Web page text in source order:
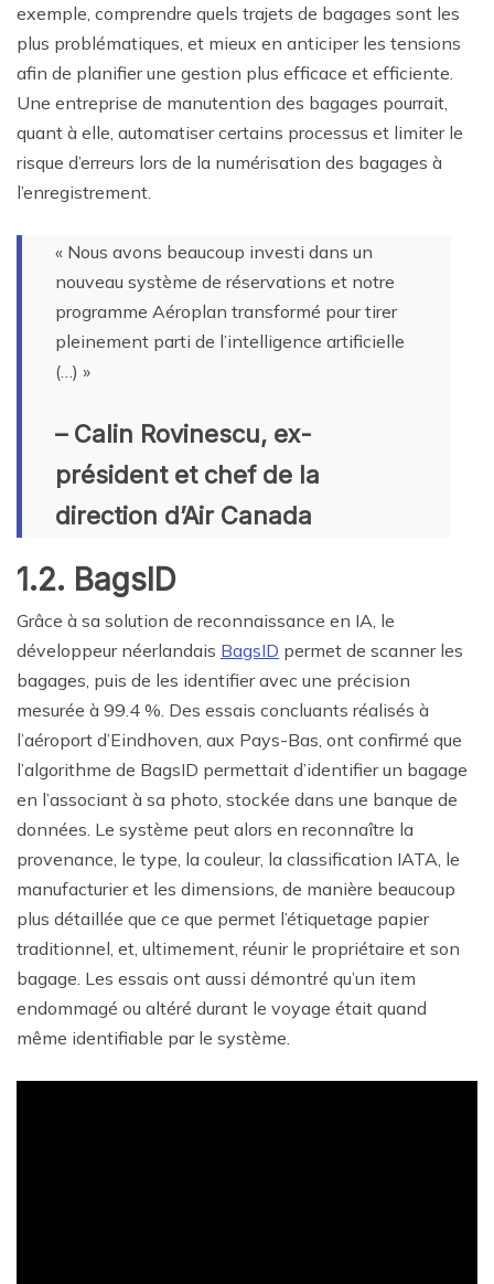
exemple, comprendre quels trajets de bagages sont les
plus problématiques, et mieux en anticiper les tensions
afin de planifier une gestion plus efficace et efficiente.
Une entreprise de manutention des bagages pourrait,
quant à elle, automatiser certains processus et limiter le
risque d’erreurs lors de la numérisation des bagages à
l’enregistrement.
« Nous avons beaucoup investi dans un
nouveau système de réservations et notre
programme Aéroplan transformé pour tirer
pleinement parti de l’intelligence artificielle
(…) »
– Calin Rovinescu, ex-
président et chef de la
direction d’Air Canada
1.2. BagsID
Grâce à sa solution de reconnaissance en IA, le
développeur néerlandais BagsID permet de scanner les
bagages, puis de les identifier avec une précision
mesurée à 99.4 %. Des essais concluants réalisés à
l’aéroport d’Eindhoven, aux Pays-Bas, ont confirmé que
l’algorithme de BagsID permettait d’identifier un bagage
en l’associant à sa photo, stockée dans une banque de
données. Le système peut alors en reconnaître la
provenance, le type, la couleur, la classification IATA, le
manufacturier et les dimensions, de manière beaucoup
plus détaillée que ce que permet l’étiquetage papier
traditionnel, et, ultimement, réunir le propriétaire et son
bagage. Les essais ont aussi démontré qu’un item
endommagé ou altéré durant le voyage était quand
même identifiable par le système.